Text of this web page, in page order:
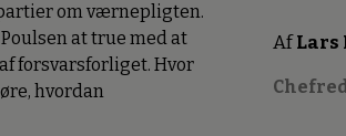
om værnepligten.
at true med at
forsvarsforliget. Hvor
hvordan
AfLars